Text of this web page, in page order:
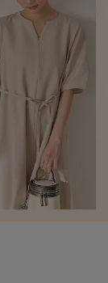
インナー
ベビー
MAX55%OFF ブラック
王道シンプル派
セットアップ派
カジュアル
フォーマル / オケー
あったかアイテム｜
男の子におススメの
もらって嬉しいギフト
かわいくておもしろ
何枚あっても嬉しい
長く使えるアイテム
カップ付きインナー
あったか度◎
裏起毛素材